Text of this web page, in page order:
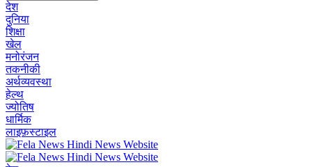
देश
दुनिया
शिक्षा
खेल
मनोरंजन
तकनीकी
अर्थव्यवस्था
हेल्थ
ज्योतिष
धार्मिक
लाइफ़स्टाइल